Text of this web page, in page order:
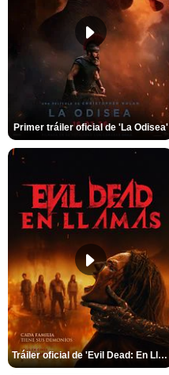
Primer tráiler oficial de 'La Odisea'
Tráiler oficial de 'Evil Dead: En Llamas'